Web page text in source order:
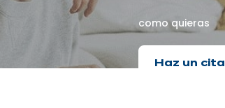
como quieras
Haz un cita